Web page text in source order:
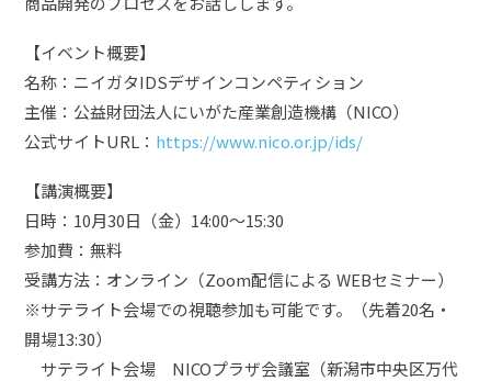
【イベント概要】
名称：ニイガタIDSデザインコンペティション
主催：公益財団法人にいがた産業創造機構（NICO）
公式サイトURL： https://www.nico.or.jp/ids/
【講演概要】
日時：10月30日（金）14:00～15:30
参加費：無料
受講方法：オンライン（Zoom配信による WEBセミナー）
※サテライト会場での視聴参加も可能です。（先着20名・
開場13:30）
サテライト会場 NICOプラザ会議室（新潟市中央区万代